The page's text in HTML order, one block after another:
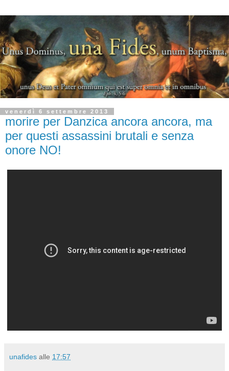
venerdì 6 settembre 2013
morire per Danzica ancora ancora, ma
per questi assassini brutali e senza
onore NO!
unafides alle 17:57